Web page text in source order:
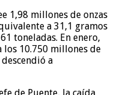
1,98 millones de onzas
a 31,1 gramos
toneladas. En enero,
los 10.750 millones de
a
de Puente, la caída